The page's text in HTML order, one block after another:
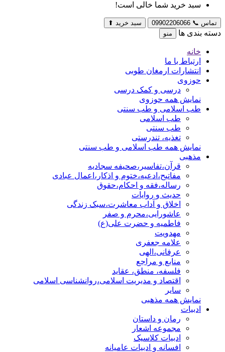
سبد خرید شما خالی است!
تماس 📞
09902206066 سبد خرید ⬆
دسته بندی ها منو
خانه
ارتباط با ما
انتشارات ارمغان طوبی
حوزوی
درسی و کمک درسی
نمایش همه حوزوی
طب اسلامی و طب سنتی
طب اسلامی
طب سنتی
تغذیه، تندرستی
نمایش همه طب اسلامی و طب سنتی
مذهبی
قرآن،تفاسیر،صحیفه سجادیه
مفاتیح،ادعیه،ختوم و اذکار،اعمال عبادی
رساله،فقه و احکام،حقوق
حدیث و روایات
اخلاق و آداب معاشرت،سبک زندگی
عاشورایی،محرم و صفر
فاطمیه و حضرت علی(ع)
مهدویت
علامه جعفری
عرفانی،الهی
منابع و مراجع
فلسفه، منطق، عقاید
اقتصاد و مدیریت اسلامی،روانشناسی اسلامی
سایر
نمایش همه مذهبی
ادبیات
رمان و داستان
مجموعه اشعار
ادبیات کلاسیک
افسانه و ادبیات عامیانه